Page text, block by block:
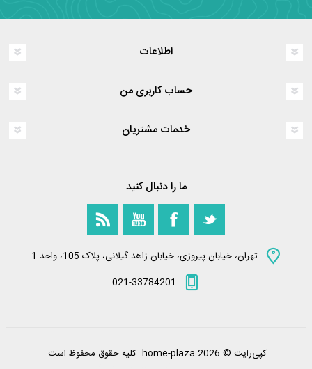
اطلاعات
حساب کاربری من
خدمات مشتریان
ما را دنبال کنید
تهران، خیابان پیروزی، خیابان زاهد گیلانی، پلاک 105، واحد 1
021-33784201
کپی‌رایت © 2026 home-plaza. کلیه حقوق محفوظ است.